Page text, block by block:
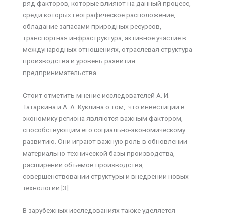
ряд факторов, которые влияют на данный процесс,
среди которых географическое расположение,
обладание запасами природных ресурсов,
транспортная инфраструктура, активное участие в
международных отношениях, отраслевая структура
производства и уровень развития
предпринимательства.
Стоит отметить мнение исследователей А. И.
Татаркина и А. А. Куклина о том, что инвестиции в
экономику региона являются важным фактором,
способствующим его социально-экономическому
развитию. Они играют важную роль в обновлении
материально-технической базы производства,
расширении объемов производства,
совершенствовании структуры и внедрении новых
технологий [3].
В зарубежных исследованиях также уделяется